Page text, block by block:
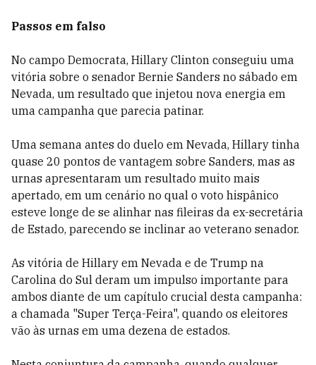
Passos em falso
No campo Democrata, Hillary Clinton conseguiu uma
vitória sobre o senador Bernie Sanders no sábado em
Nevada, um resultado que injetou nova energia em
uma campanha que parecia patinar.
Uma semana antes do duelo em Nevada, Hillary tinha
quase 20 pontos de vantagem sobre Sanders, mas as
urnas apresentaram um resultado muito mais
apertado, em um cenário no qual o voto hispânico
esteve longe de se alinhar nas fileiras da ex-secretária
de Estado, parecendo se inclinar ao veterano senador.
As vitória de Hillary em Nevada e de Trump na
Carolina do Sul deram um impulso importante para
ambos diante de um capítulo crucial desta campanha:
a chamada "Super Terça-Feira", quando os eleitores
vão às urnas em uma dezena de estados.